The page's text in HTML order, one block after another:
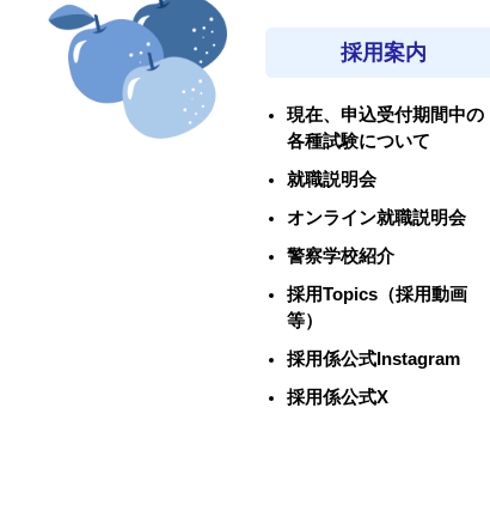
採用案内
現在、申込受付期間中の
各種試験について
就職説明会
オンライン就職説明会
警察学校紹介
採用Topics（採用動画
等）
採用係公式Instagram
採用係公式X